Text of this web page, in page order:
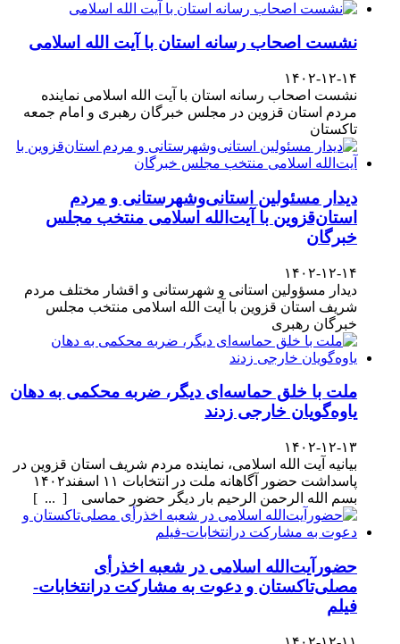
نشست اصحاب رسانه استان با آیت الله اسلامی
۱۴۰۲-۱۲-۱۴
نشست اصحاب رسانه استان با آیت الله اسلامی نماینده
مردم استان قزوین در مجلس خبرگان رهبری و امام جمعه
تاکستان
دیدار مسئولین استانی‌وشهرستانی و مردم‌
استان‌قزوین با آیت‌الله‌ اسلامی منتخب مجلس‌
خبرگان
۱۴۰۲-۱۲-۱۴
دیدار مسؤولین استانی و شهرستانی و اقشار مختلف مردم
شریف استان قزوین با آیت الله اسلامی منتخب مجلس
خبرگان رهبری
ملت با خلق حماسه‌ای دیگر، ضربه محکمی به دهان
یاوه‌گویان خارجی زدند
۱۴۰۲-۱۲-۱۳
بیانیه آیت الله اسلامی، نماینده مردم شریف استان قزوین در
پاسداشت حضور آگاهانه ملت در انتخابات ۱۱ اسفند۱۴۰۲
بسم الله الرحمن الرحیم بار دیگر حضور حماسی [ ... ]
حضورآیت‌الله اسلامی در شعبه اخذرأی
مصلی‌تاکستان و دعوت به مشارکت درانتخابات-
فیلم